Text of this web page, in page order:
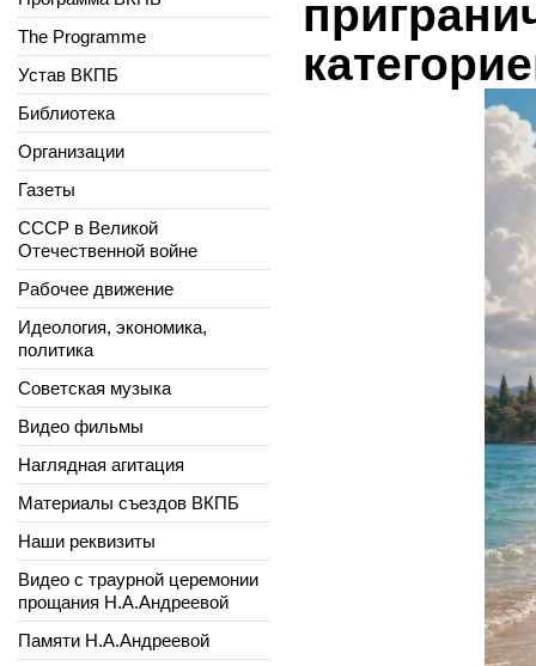
The Programme
Устав ВКПБ
Библиотека
Организации
Газеты
СССР в Великой
Отечественной войне
Рабочее движение
Идеология, экономика,
политика
Советская музыка
Видео фильмы
Наглядная агитация
Материалы съездов ВКПБ
Наши реквизиты
Видео с траурной церемонии
прощания Н.А.Андреевой
Памяти Н.А.Андреевой